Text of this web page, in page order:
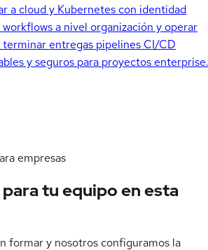
a cloud y Kubernetes con identidad
a nivel organización y operar
entregas pipelines CI/CD
y seguros para proyectos enterprise.
empresas
tu equipo en esta
formar y nosotros configuramos la